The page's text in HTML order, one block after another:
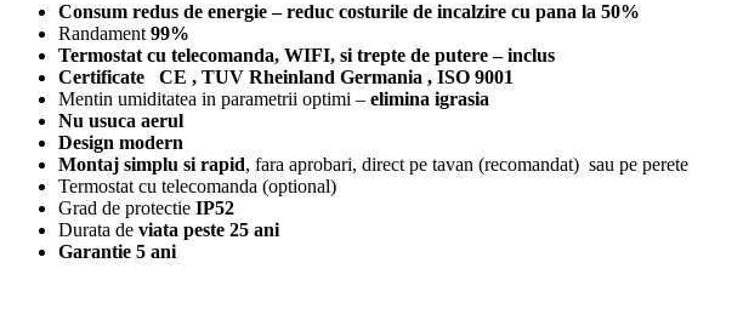
Consum redus de energie – reduc costurile de incalzire cu pana la 50%
Randament 99%
Termostat cu telecomanda, WIFI, si trepte de putere – inclus
Certificate CE , TUV Rheinland Germania , ISO 9001
Mentin umiditatea in parametrii optimi – elimina igrasia
Nu usuca aerul
Design modern
Montaj simplu si rapid, fara aprobari, direct pe tavan (recomandat) sau pe perete
Termostat cu telecomanda (optional)
Grad de protectie IP52
Durata de viata peste 25 ani
Garantie 5 ani